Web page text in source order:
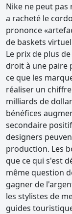
Nike ne peut
a racheté le
prononce
de baskets
Le prix de plus
droit à une paire
ce que les
réaliser un
milliards de
bénéfices
secondaire
designers
production. Les
que ce qui s'est
même question
gagner de
les stylistes de
guides